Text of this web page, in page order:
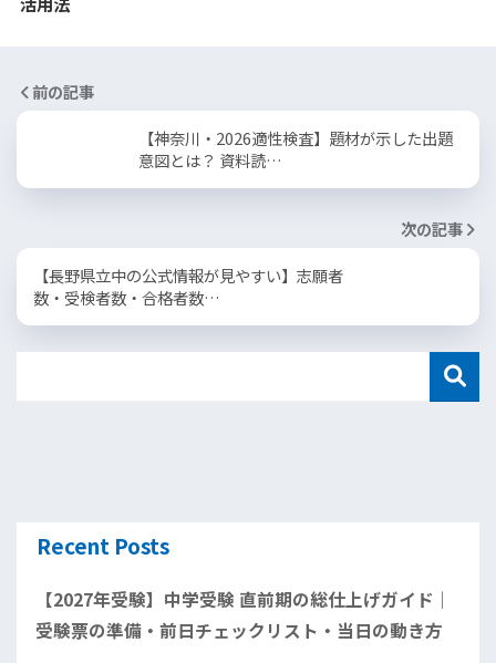
前の記事
【神奈川・2026適性検査】題材が示した出題
意図とは？ 資料読…
次の記事
【長野県立中の公式情報が見やすい】志願者
数・受検者数・合格者数…
Recent Posts
【2027年受験】中学受験 直前期の総仕上げガイド｜
受験票の準備・前日チェックリスト・当日の動き方